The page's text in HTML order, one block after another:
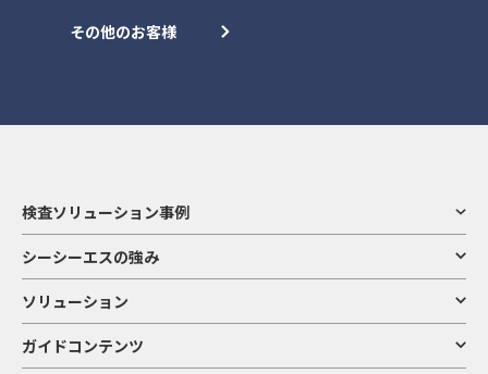
その他のお客様
検査ソリューション事例
シーシーエスの強み
ソリューション
ガイドコンテンツ